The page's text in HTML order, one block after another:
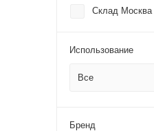
тренажеры
Маховик сзади
Склад Москва
Использование
Все
Бренд